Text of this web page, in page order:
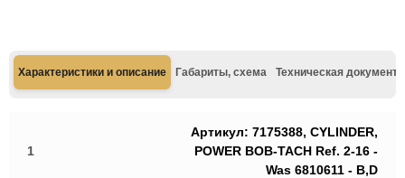
Характеристики и описание Габариты, схема Техническая
1
Артикул: 7175388, CYLINDER,
POWER BOB-TACH Ref. 2-16 -
Was 6810611 - B,D